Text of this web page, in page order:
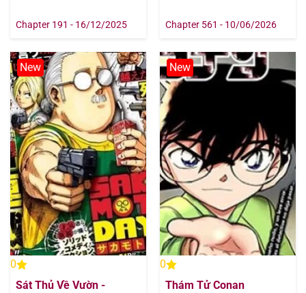
Chapter 191 - 16/12/2025 Chapter 561 - 10/06/2026
New
0
Sát Thủ Về Vườn -
New
0
Thám Tử Conan